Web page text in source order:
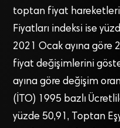
toptan fiyat
Fiyatları indeksi ise
2021 Ocak ayına göre
fiyat değişimlerini
ayına göre değişim
(İTO) 1995 bazlı
yüzde 50,91, Toptan